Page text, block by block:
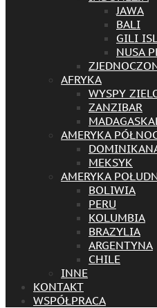
JAWA
BALI
GILI
NUSA
AFRYKA
WYSPY
ZANZIBAR
AMERYKA
MEKSYK
AMERYKA
BOLIWIA
PERU
KOLUMBIA
BRAZYLIA
ARGENTYNA
CHILE
INNE
KONTAKT
WSPÓŁPRACA